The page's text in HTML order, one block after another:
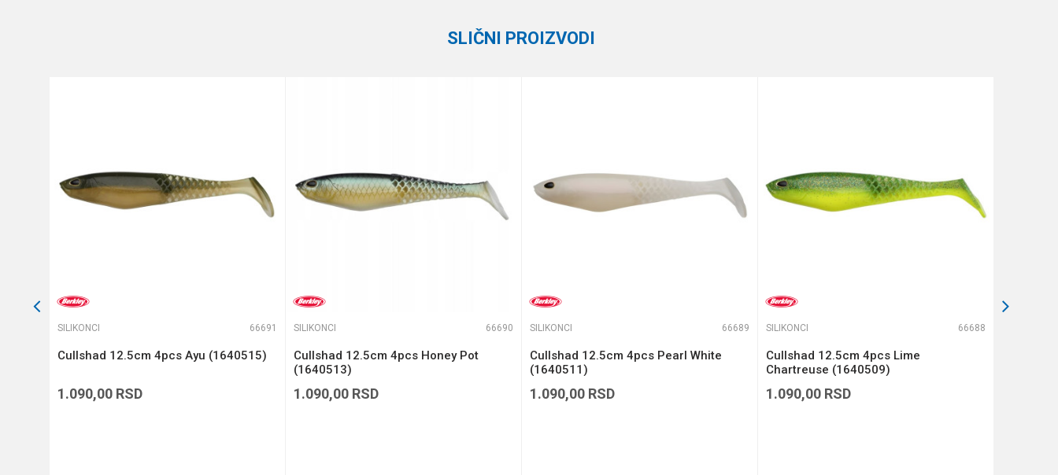
POŠALJI
SLIČNI PROIZVODI
SILIKONCI 66691
Cullshad 12.5cm 4pcs Ayu (1640515)
1.090,00 RSD
SILIKONCI 66690
Cullshad 12.5cm 4pcs Honey Pot
(1640513)
1.090,00 RSD
SILIKONCI 66689
Cullshad 12.5cm 4pcs Pearl White
(1640511)
1.090,00 RSD
SILIKONCI 66688
Cullshad 12.5cm 4pcs Lime
Chartreuse (1640509)
1.090,00 RSD